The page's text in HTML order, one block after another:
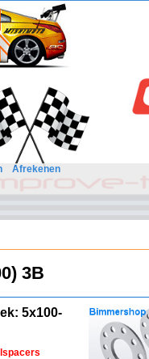
Afrekenen
3B
5x100-